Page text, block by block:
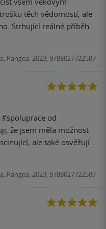
ostatním. Možná se po
na naši planetu a
u Vesmírníčku a Geo
těch vědomostí, ale
Strhující reálné příběhy,
Myslím si, že se tady
a to hlavně laické
Pangea, 2023, 9788027722587
od
že jsem měla možnost
ale také osvěžující
Autor vytvořil
které nás vtahují do
negativními
zdá být událost zdánlivě
vyprávění, u
Pangea, 2023, 9788027722587